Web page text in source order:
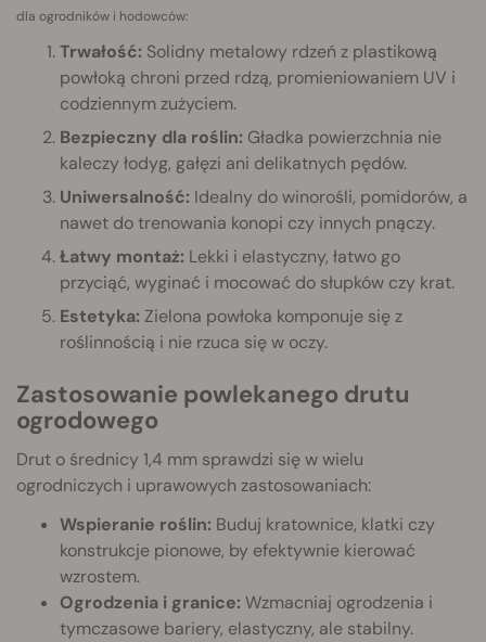
dla ogrodników i hodowców:
Trwałość: Solidny metalowy rdzeń z plastikową
powłoką chroni przed rdzą, promieniowaniem UV i
codziennym zużyciem.
Bezpieczny dla roślin: Gładka powierzchnia nie
kaleczy łodyg, gałęzi ani delikatnych pędów.
Uniwersalność: Idealny do winorośli, pomidorów, a
nawet do trenowania konopi czy innych pnączy.
Łatwy montaż: Lekki i elastyczny, łatwo go
przyciąć, wyginać i mocować do słupków czy krat.
Estetyka: Zielona powłoka komponuje się z
roślinnością i nie rzuca się w oczy.
Zastosowanie powlekanego drutu
ogrodowego
Drut o średnicy 1,4 mm sprawdzi się w wielu
ogrodniczych i uprawowych zastosowaniach:
Wspieranie roślin: Buduj kratownice, klatki czy
konstrukcje pionowe, by efektywnie kierować
wzrostem.
Ogrodzenia i granice: Wzmacniaj ogrodzenia i
tymczasowe bariery, elastyczny, ale stabilny.